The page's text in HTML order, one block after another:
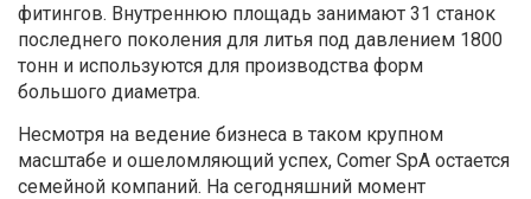
фитингов. Внутреннюю площадь занимают 31 станок
последнего поколения для литья под давлением 1800
тонн и используются для производства форм
большого диаметра.
Несмотря на ведение бизнеса в таком крупном
масштабе и ошеломляющий успех, Comer SpA остается
семейной компаний. На сегодняшний момент